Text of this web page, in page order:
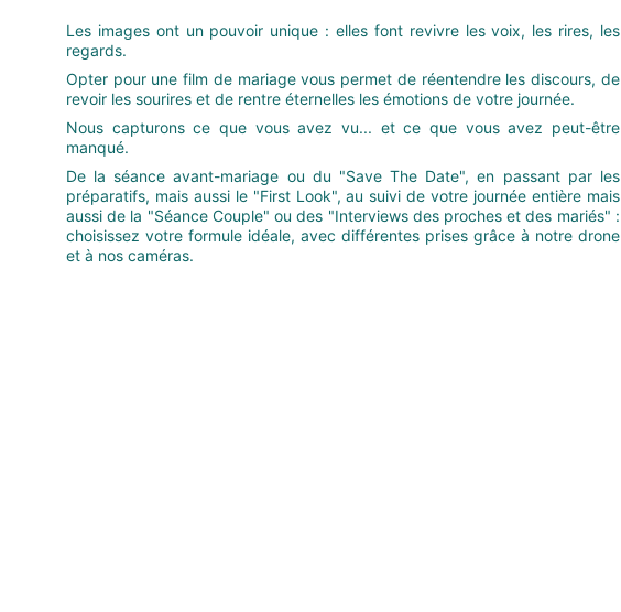
Les images ont un pouvoir unique : elles font revivre les voix, les rires, les
regards.
Opter pour une film de mariage vous permet de réentendre les discours, de
revoir les sourires et de rentre éternelles les émotions de votre journée.
Nous capturons ce que vous avez vu... et ce que vous avez peut-être
manqué.
De la séance avant-mariage ou du "Save The Date", en passant par les
préparatifs, mais aussi le "First Look", au suivi de votre journée entière mais
aussi de la "Séance Couple" ou des "Interviews des proches et des mariés" :
choisissez votre formule idéale, avec différentes prises grâce à notre drone
et à nos caméras.